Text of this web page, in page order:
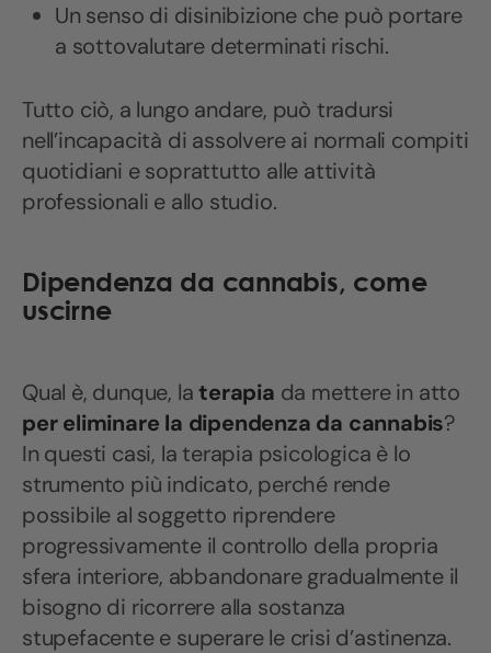
Un senso di disinibizione che può portare
a sottovalutare determinati rischi.
Tutto ciò, a lungo andare, può tradursi
nell’incapacità di assolvere ai normali compiti
quotidiani e soprattutto alle attività
professionali e allo studio.
Dipendenza da cannabis, come
uscirne
Qual è, dunque, laterapia da mettere in atto
per eliminare la dipendenza da cannabis?
In questi casi, la terapia psicologica è lo
strumento più indicato, perché rende
possibile al soggetto riprendere
progressivamente il controllo della propria
sfera interiore, abbandonare gradualmente il
bisogno di ricorrere alla sostanza
stupefacente e superare le crisi d’astinenza.